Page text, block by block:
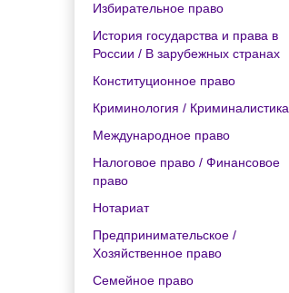
Избирательное право
История государства и права в
России / В зарубежных странах
Конституционное право
Криминология / Криминалистика
Международное право
Налоговое право / Финансовое
право
Нотариат
Предпринимательское /
Хозяйственное право
Семейное право